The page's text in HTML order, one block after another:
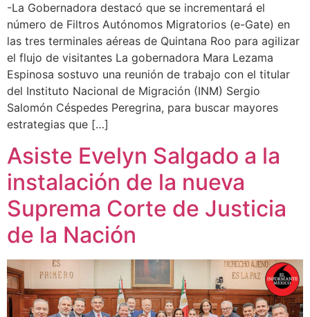
-La Gobernadora destacó que se incrementará el
número de Filtros Autónomos Migratorios (e-Gate) en
las tres terminales aéreas de Quintana Roo para agilizar
el flujo de visitantes La gobernadora Mara Lezama
Espinosa sostuvo una reunión de trabajo con el titular
del Instituto Nacional de Migración (INM) Sergio
Salomón Céspedes Peregrina, para buscar mayores
estrategias que […]
Asiste Evelyn Salgado a la
instalación de la nueva
Suprema Corte de Justicia
de la Nación